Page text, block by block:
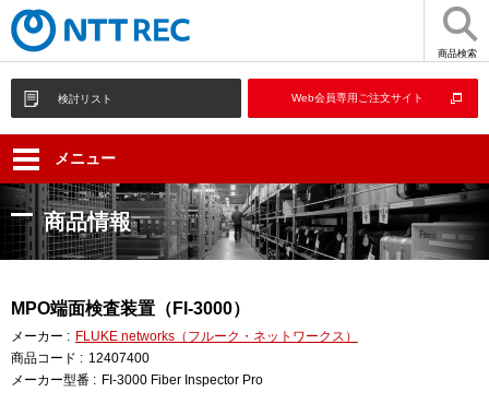
商品検索
検討リスト Web会員専用ご注文サイト
メニュー
商品情報
MPO端面検査装置（FI-3000）
メーカー : FLUKE networks（フルーク・ネットワークス）
商品コード : 12407400
メーカー型番 : FI-3000 Fiber Inspector Pro